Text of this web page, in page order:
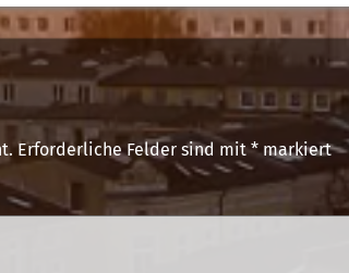
Erforderliche Felder sind mit*markiert